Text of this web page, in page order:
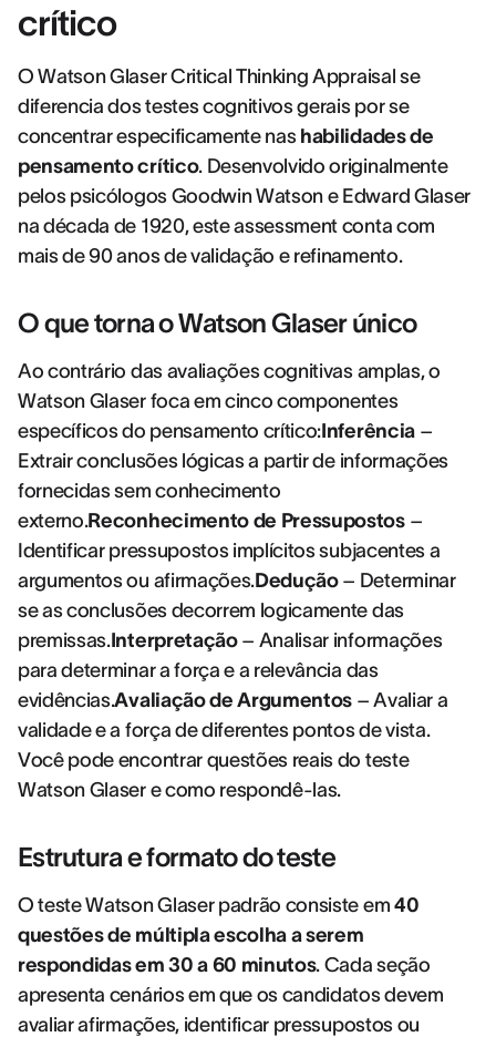
crítico
O Watson Glaser Critical Thinking Appraisal se
diferencia dos testes cognitivos gerais por se
concentrar especificamente nas habilidades de
pensamento crítico. Desenvolvido originalmente
pelos psicólogos Goodwin Watson e Edward Glaser
na década de 1920, este assessment conta com
mais de 90 anos de validação e refinamento.
O que torna o Watson Glaser único
Ao contrário das avaliações cognitivas amplas, o
Watson Glaser foca em cinco componentes
específicos do pensamento crítico:Inferência–
Extrair conclusões lógicas a partir de informações
fornecidas sem conhecimento
externo.Reconhecimento de Pressupostos–
Identificar pressupostos implícitos subjacentes a
argumentos ou afirmações.Dedução– Determinar
se as conclusões decorrem logicamente das
premissas.Interpretação– Analisar informações
para determinar a força e a relevância das
evidências.Avaliação de Argumentos – Avaliar a
validade e a força de diferentes pontos de vista.
Você pode encontrar questões reais do teste
Watson Glaser e como respondê-las.
Estrutura e formato do teste
O teste Watson Glaser padrão consiste em 40
questões de múltipla escolha a serem
respondidas em 30 a 60 minutos. Cada seção
apresenta cenários em que os candidatos devem
avaliar afirmações, identificar pressupostos ou